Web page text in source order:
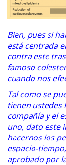
Bien, pues si
está centrada
contra este
famoso
cuando nos
Tal como se
tienen ustedes
compañía y el
uno, dato este
hacernos los
espacio-
aprobado por